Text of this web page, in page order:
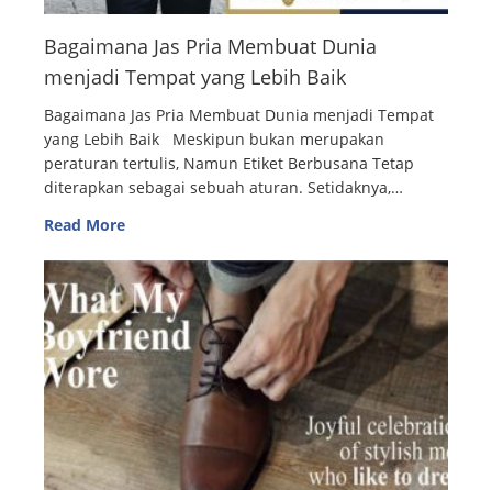
Bagaimana Jas Pria Membuat Dunia
menjadi Tempat yang Lebih Baik
Bagaimana Jas Pria Membuat Dunia menjadi Tempat
yang Lebih Baik Meskipun bukan merupakan
peraturan tertulis, Namun Etiket Berbusana Tetap
diterapkan sebagai sebuah aturan. Setidaknya,…
Read More